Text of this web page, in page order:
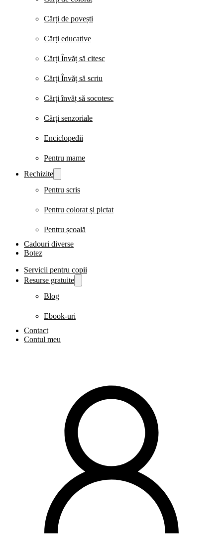
Cărți de povești
Cărți educative
Cărți Învăț să citesc
Cărți Învăț să scriu
Cărți învăț să socotesc
Cărți senzoriale
Enciclopedii
Pentru mame
Rechizite
Pentru scris
Pentru colorat și pictat
Pentru școală
Cadouri diverse
Botez
Servicii pentru copii
Resurse gratuite
Blog
Ebook-uri
Contact
Contul meu